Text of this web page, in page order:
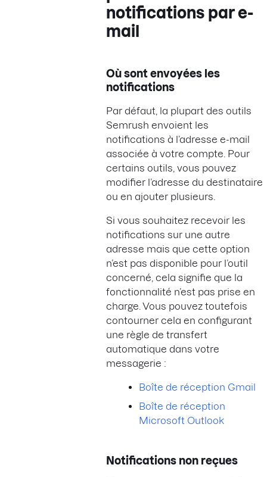
notifications par e-
mail
Où sont envoyées les
notifications
Par défaut, la plupart des outils
Semrush envoient les
notifications à l’adresse e-mail
associée à votre compte. Pour
certains outils, vous pouvez
modifier l’adresse du destinataire
ou en ajouter plusieurs.
Si vous souhaitez recevoir les
notifications sur une autre
adresse mais que cette option
n’est pas disponible pour l’outil
concerné, cela signifie que la
fonctionnalité n’est pas prise en
charge. Vous pouvez toutefois
contourner cela en configurant
une règle de transfert
automatique dans votre
messagerie :
Boîte de réception Gmail
Boîte de réception
Microsoft Outlook
Notifications non reçues